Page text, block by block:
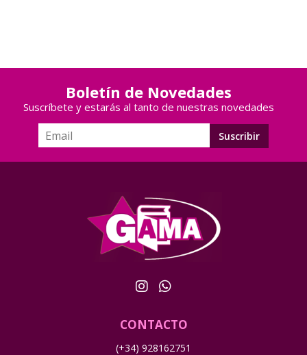
Boletín de Novedades
Suscríbete y estarás al tanto de nuestras novedades
CONTACTO
(+34) 928162751